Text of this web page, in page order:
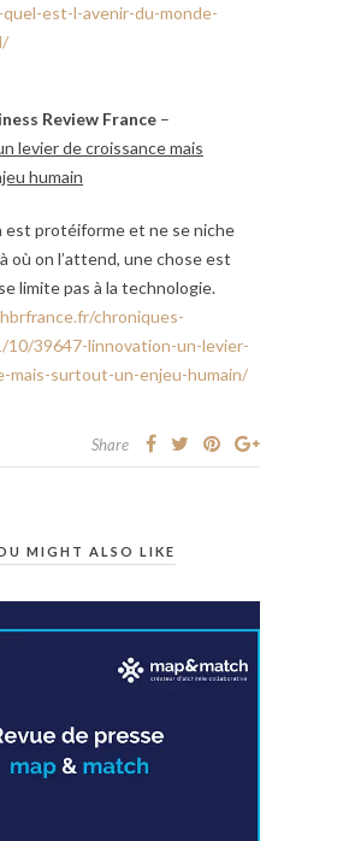
est-l-avenir-du-monde-
Review France –
levier de croissance mais
humain
est protéiforme et ne se niche
où on l’attend, une chose est
limite pas à la technologie.
chroniques-
39647-linnovation-un-levier-
mais-surtout-un-enjeu-humain/
Share
MIGHT ALSO LIKE